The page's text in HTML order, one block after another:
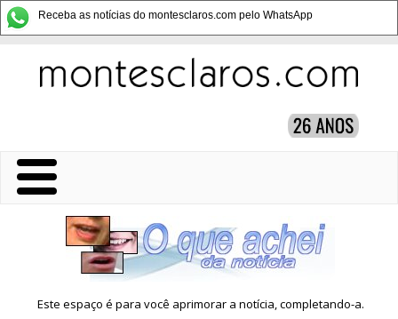
Receba as notícias do montesclaros.com pelo WhatsApp
Este espaço é para você aprimorar a notícia, completando-a.